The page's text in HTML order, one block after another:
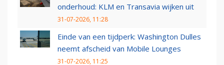
onderhoud: KLM en Transavia wijken uit
31-07-2026, 11:28
Einde van een tijdperk: Washington Dulles
neemt afscheid van Mobile Lounges
31-07-2026, 11:25